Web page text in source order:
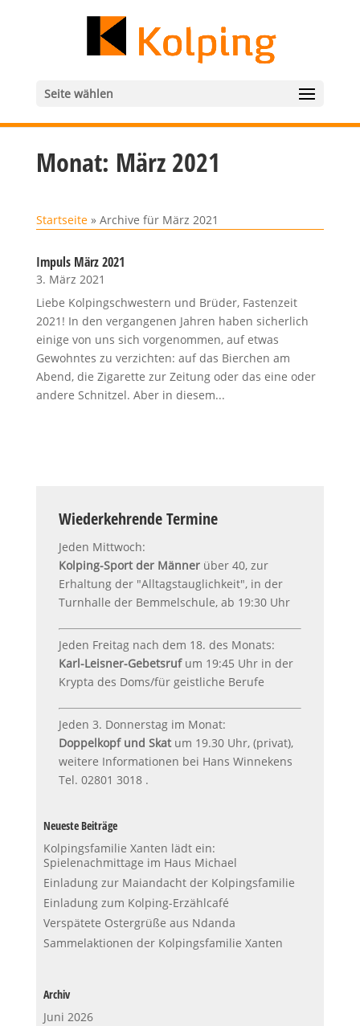
Seite wählen
Monat: März 2021
Startseite» Archive für März 2021
Impuls März 2021
3. März 2021
Liebe Kolpingschwestern und Brüder, Fastenzeit
2021! In den vergangenen Jahren haben sicherlich
einige von uns sich vorgenommen, auf etwas
Gewohntes zu verzichten: auf das Bierchen am
Abend, die Zigarette zur Zeitung oder das eine oder
andere Schnitzel. Aber in diesem...
Wiederkehrende Termine
Jeden Mittwoch:
Kolping-Sport der Männerüber 40, zur
Erhaltung der "Alltagstauglichkeit", in der
Turnhalle der Bemmelschule, ab 19:30 Uhr
Jeden Freitag nach dem 18. des Monats:
Karl-Leisner-Gebetsrufum 19:45 Uhr in der
Krypta des Doms/für geistliche Berufe
Jeden 3. Donnerstag im Monat:
Doppelkopf und Skatum 19.30 Uhr, (privat),
weitere Informationen bei Hans Winnekens
Tel. 02801 3018 .
Neueste Beiträge
Kolpingsfamilie Xanten lädt ein:
Spielenachmittage im Haus Michael
Einladung zur Maiandacht der Kolpingsfamilie
Einladung zum Kolping-Erzählcafé
Verspätete Ostergrüße aus Ndanda
Sammelaktionen der Kolpingsfamilie Xanten
Archiv
Juni 2026